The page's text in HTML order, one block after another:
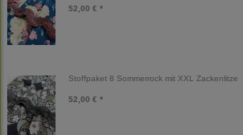
52,00 € *
Stoffpaket 8 Sommerrock mit XXL Zackenlitze
52,00 € *